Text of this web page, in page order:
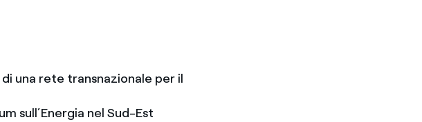
una rete transnazionale per il
sull’Energia nel Sud-Est